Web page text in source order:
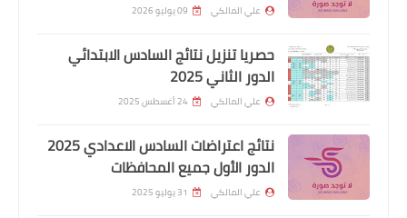
اخبار العامة
قصة واقعية انصح بقرائتها تالا… عاشقة
بولونية توفيت ودفنت في الناصرية
علي المالكي 09 يوليو 2026
حصريا تنزيل نتائج السادس الابتدائي
الدور الثاني 2025
علي المالكي 24 أغسطس 2025
نتائج اعتراضات السادس الاعدادي 2025
الدور الأول جميع المحافظات
علي المالكي 31 يوليو 2025